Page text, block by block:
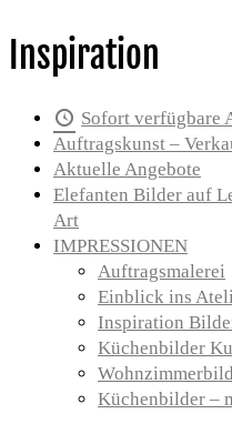
Inspiration
Sofort verfügbare
Auftragskunst –
Aktuelle Angebote
Elefanten Bilder auf
Art
IMPRESSIONEN
Auftragsmalerei
Einblick ins
Inspiration
Küchenbilder
Küchenbilder –